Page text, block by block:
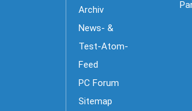
Archiv
News- &
Test-Atom-
Feed
PC Forum
Sitemap